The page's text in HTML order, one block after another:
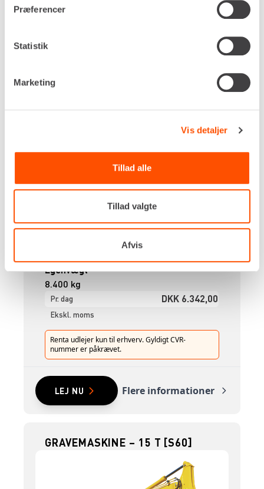
Præferencer
Statistik
Marketing
Vis detaljer
Tillad alle
Tillad valgte
Afvis
Drivkraft
Gravedybde, maks.
Udtømningshøjde, maks.
5.260 mm
Egenvægt
8.400 kg
Pr. dag DKK 6.342,00
Ekskl. moms
Renta udlejer kun til erhverv. Gyldigt CVR-
nummer er påkrævet.
LEJ NU Flere informationer
GRAVEMASKINE – 15 T [S60]